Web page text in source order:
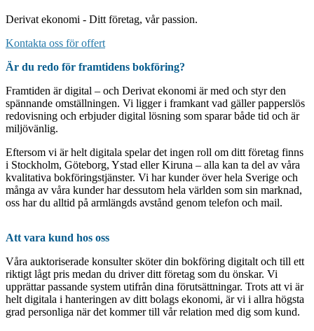
Derivat ekonomi - Ditt företag, vår passion.
Kontakta oss för offert
Är du redo för framtidens bokföring?
Framtiden är digital – och Derivat ekonomi är med och styr den
spännande omställningen. Vi ligger i framkant vad gäller papperslös
redovisning och erbjuder digital lösning som sparar både tid och är
miljövänlig.
Eftersom vi är helt digitala spelar det ingen roll om ditt företag finns
i Stockholm, Göteborg, Ystad eller Kiruna – alla kan ta del av våra
kvalitativa bokföringstjänster. Vi har kunder över hela Sverige och
många av våra kunder har dessutom hela världen som sin marknad,
oss har du alltid på armlängds avstånd genom telefon och mail.
Att vara kund hos oss
Våra auktoriserade konsulter sköter din bokföring digitalt och till ett
riktigt lågt pris medan du driver ditt företag som du önskar. Vi
upprättar passande system utifrån dina förutsättningar. Trots att vi är
helt digitala i hanteringen av ditt bolags ekonomi, är vi i allra högsta
grad personliga när det kommer till vår relation med dig som kund.